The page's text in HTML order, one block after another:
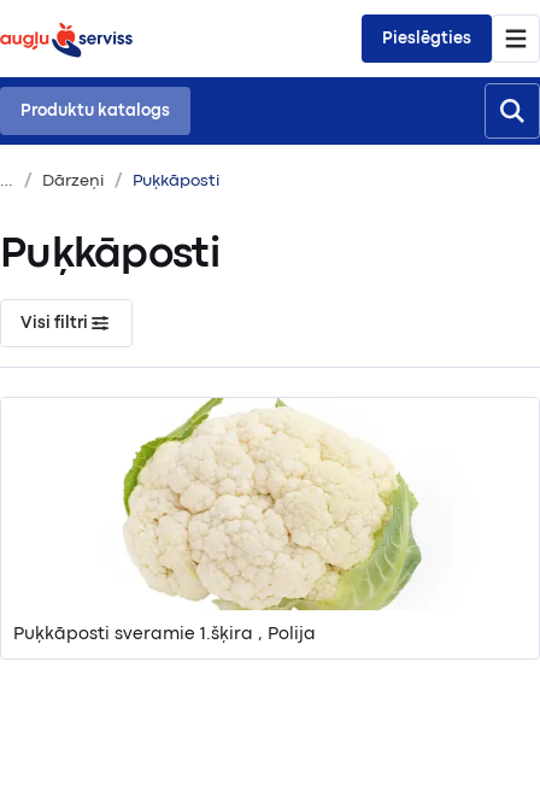
Pieslēgties
Produktu katalogs
Dārzeņi Puķkāposti
Puķkāposti
Visi filtri
Puķkāposti sveramie 1.šķira , Polija